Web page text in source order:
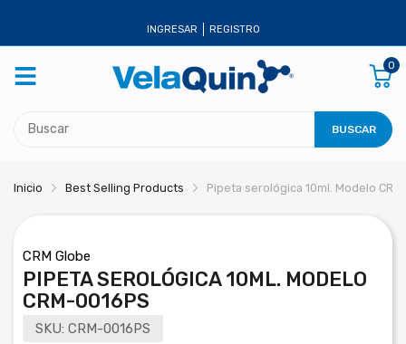
INGRESAR REGISTRO
0
BUSCAR
Inicio Best Selling Products Pipeta serológica 10ml. Modelo
CRM Globe
PIPETA SEROLÓGICA 10ML. MODELO
CRM-0016PS
SKU: CRM-0016PS